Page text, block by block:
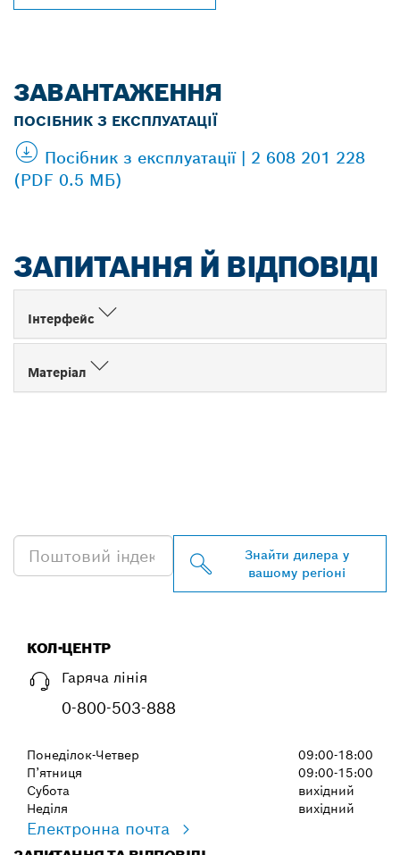
ЗАВАНТАЖЕННЯ
ПОСІБНИК З ЕКСПЛУАТАЦІЇ
Посібник з експлуатації | 2 608 201 228
(PDF 0.5 МБ)
ЗАПИТАННЯ Й ВІДПОВІДІ
Інтерфейс
Матеріал
Знайти дилера у
вашому регіоні
КОЛ-ЦЕНТР
Гаряча лінія
0-800-503-888
Понеділок-Четвер
П’ятниця
Субота
Неділя
09:00-18:00
09:00-15:00
вихідний
вихідний
Електронна почта